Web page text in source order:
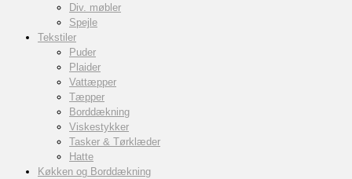
Div. møbler
Spejle
Tekstiler
Puder
Plaider
Vattæpper
Tæpper
Borddækning
Viskestykker
Tasker & Tørklæder
Hatte
Køkken og Borddækning